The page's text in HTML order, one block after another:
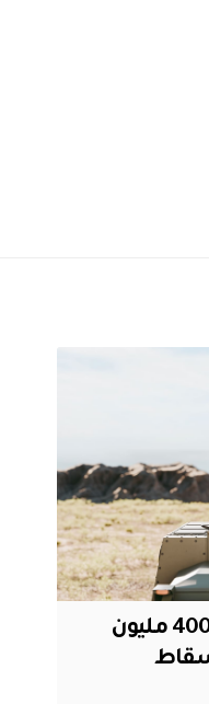
الجيش الأمريكي يخصص 400 مليون